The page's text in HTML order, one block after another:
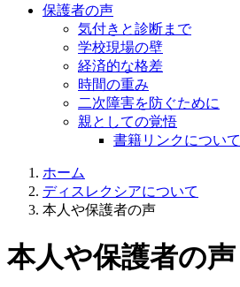
保護者の声
気付きと診断まで
学校現場の壁
経済的な格差
時間の重み
二次障害を防ぐために
親としての覚悟
書籍リンクについて
ホーム
ディスレクシアについて
本人や保護者の声
本人や保護者の声